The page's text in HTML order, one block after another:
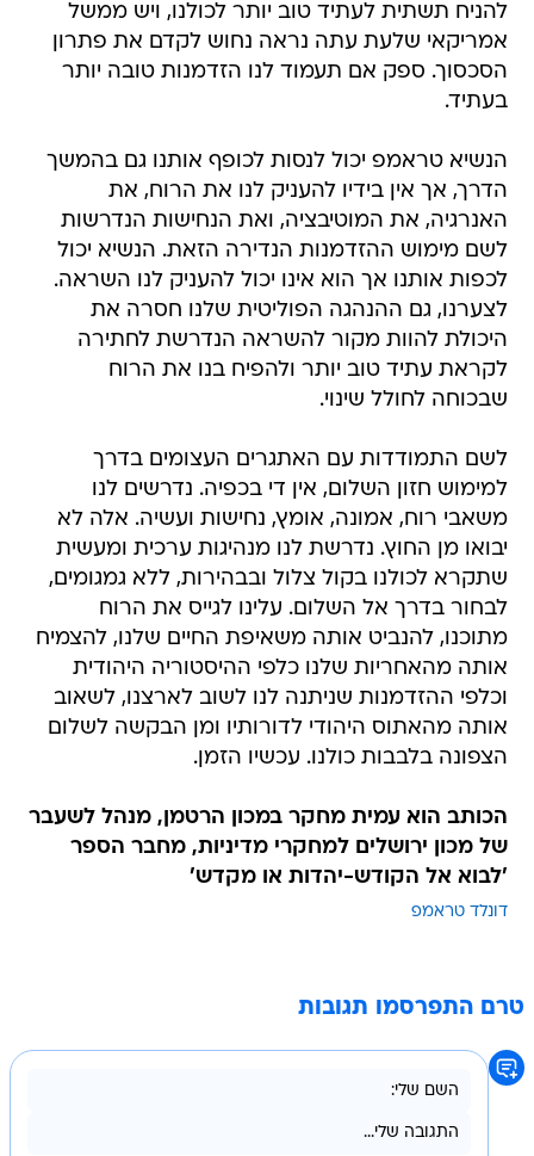
להניח תשתית לעתיד טוב יותר לכולנו, ויש ממשל
אמריקאי שלעת עתה נראה נחוש לקדם את פתרון
הסכסוך. ספק אם תעמוד לנו הזדמנות טובה יותר
בעתיד.
הנשיא טראמפ יכול לנסות לכופף אותנו גם בהמשך
הדרך, אך אין בידיו להעניק לנו את הרוח, את
האנרגיה, את המוטיבציה, ואת הנחישות הנדרשות
לשם מימוש ההזדמנות הנדירה הזאת. הנשיא יכול
לכפות אותנו אך הוא אינו יכול להעניק לנו השראה.
לצערנו, גם ההנהגה הפוליטית שלנו חסרה את
היכולת להוות מקור להשראה הנדרשת לחתירה
לקראת עתיד טוב יותר ולהפיח בנו את הרוח
שבכוחה לחולל שינוי.
לשם התמודדות עם האתגרים העצומים בדרך
למימוש חזון השלום, אין די בכפיה. נדרשים לנו
משאבי רוח, אמונה, אומץ, נחישות ועשיה. אלה לא
יבואו מן החוץ. נדרשת לנו מנהיגות ערכית ומעשית
שתקרא לכולנו בקול צלול ובבהירות, ללא גמגומים,
לבחור בדרך אל השלום. עלינו לגייס את הרוח
מתוכנו, להנביט אותה משאיפת החיים שלנו, להצמיח
אותה מהאחריות שלנו כלפי ההיסטוריה היהודית
וכלפי ההזדמנות שניתנה לנו לשוב לארצנו, לשאוב
אותה מהאתוס היהודי לדורותיו ומן הבקשה לשלום
הצפונה בלבבות כולנו. עכשיו הזמן.
הכותב הוא עמית מחקר במכון הרטמן, מנהל לשעבר
של מכון ירושלים למחקרי מדיניות, מחבר הספר
'לבוא אל הקודש-יהדות או מקדש'
דונלד טראמפ
טרם התפרסמו תגובות